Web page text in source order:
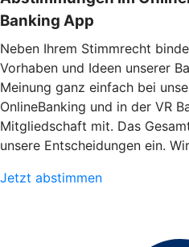
Banking App
Neben Ihrem Stimmrecht
Vorhaben und Ideen unserer
Meinung ganz einfach bei
OnlineBanking und in der VR
Mitgliedschaft mit. Das
unsere Entscheidungen ein.
Jetzt abstimmen